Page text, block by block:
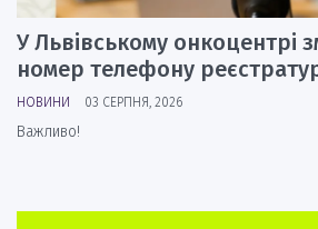
У Львівському онкоцентрі
номер телефону
НОВИНИ 03 СЕРПНЯ, 2026
Важливо!